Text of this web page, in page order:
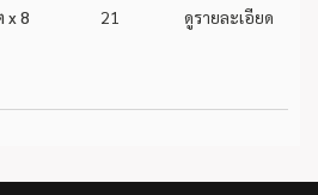
x 8 21 ดูรายละเอียด